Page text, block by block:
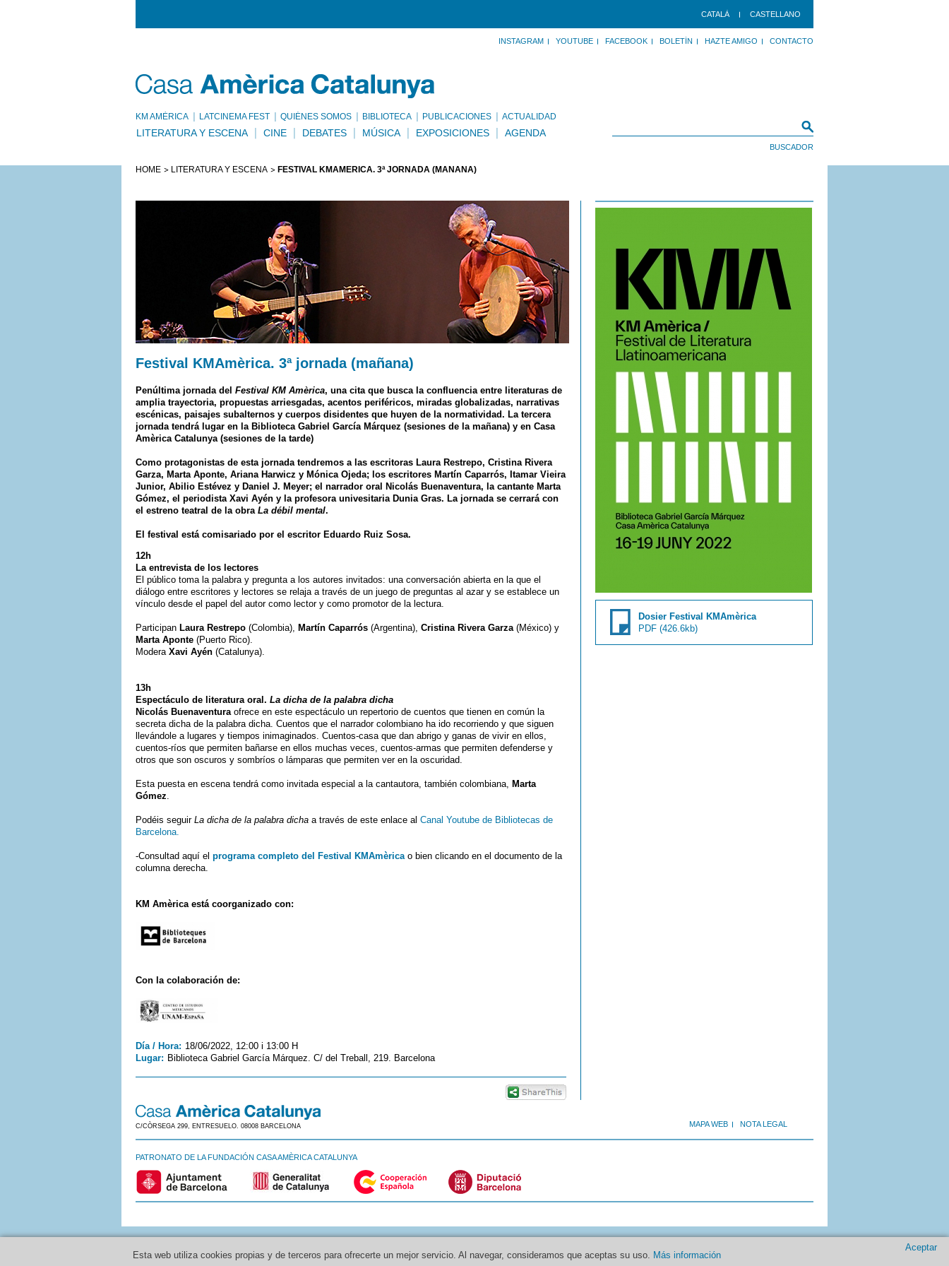
Esta web utiliza cookies propias y de terceros para ofrecerte un mejor servicio. Al navegar, consideramos que aceptas su uso. Más información
Aceptar
CATALÀ CASTELLANO
INSTAGRAM YOUTUBE FACEBOOK BOLETÍN HAZTE AMIGO CONTACTO
KM AMÈRICA LATCINEMA FEST QUIÉNES SOMOS BIBLIOTECA PUBLICACIONES ACTUALIDAD
LITERATURA Y ESCENA CINE DEBATES MÚSICA EXPOSICIONES AGENDA
HOME LITERATURA Y ESCENA FESTIVAL KMAMÈRICA. 3ª JORNADA (MAÑANA)
Festival KMAmèrica. 3ª jornada (mañana)
Penúltima jornada del Festival KM Amèrica, una cita que busca la confluencia entre literaturas de
amplia trayectoria, propuestas arriesgadas, acentos periféricos, miradas globalizadas, narrativas
escénicas, paisajes subalternos y cuerpos disidentes que huyen de la normatividad. La tercera
jornada tendrá lugar en la Biblioteca Gabriel García Márquez (sesiones de la mañana) y en Casa
Amèrica Catalunya (sesiones de la tarde)
Como protagonistas de esta jornada tendremos a las escritoras Laura Restrepo, Cristina Rivera
Garza, Marta Aponte, Ariana Harwicz y Mónica Ojeda; los escritores Martín Caparrós, Itamar Vieira
Junior, Abilio Estévez y Daniel J. Meyer; el narrador oral Nicolás Buenaventura, la cantante Marta
Gómez, el periodista Xavi Ayén y la profesora univesitaria Dunia Gras. La jornada se cerrará con
el estreno teatral de la obra La débil mental.
El festival está comisariado por el escritor Eduardo Ruiz Sosa.
12h
La entrevista de los lectores
El público toma la palabra y pregunta a los autores invitados: una conversación abierta en la que el
diálogo entre escritores y lectores se relaja a través de un juego de preguntas al azar y se establece un
vínculo desde el papel del autor como lector y como promotor de la lectura.
Participan Laura Restrepo (Colombia), Martín Caparrós (Argentina), Cristina Rivera Garza(México) y
Marta Aponte (Puerto Rico).
Modera Xavi Ayén (Catalunya).
13h
Espectáculo de literatura oral. La dicha de la palabra dicha
Nicolás Buenaventuraofrece en este espectáculo un repertorio de cuentos que tienen en común la
secreta dicha de la palabra dicha. Cuentos que el narrador colombiano ha ido recorriendo y que siguen
llevándole a lugares y tiempos inimaginados. Cuentos-casa que dan abrigo y ganas de vivir en ellos,
cuentos-ríos que permiten bañarse en ellos muchas veces, cuentos-armas que permiten defenderse y
otros que son oscuros y sombríos o lámparas que permiten ver en la oscuridad.
Esta puesta en escena tendrá como invitada especial a la cantautora, también colombiana, Marta
Gómez.
Podéis seguir La dicha de la palabra dicha a través de este enlace al Canal Youtube de Bibliotecas de
Barcelona.
-Consultad aquí el programa completo del Festival KMAmèricao bien clicando en el documento de la
columna derecha.
KM Amèrica está coorganizado con:
Con la colaboración de:
Día / Hora: 18/06/2022, 12:00 i 13:00 H
Lugar: Biblioteca Gabriel García Márquez. C/ del Treball, 219. Barcelona
Dosier Festival KMAmèrica
PDF (426.6kb)
MAPA WEB NOTA LEGAL
C/CÒRSEGA 299, ENTRESUELO. 08008 BARCELONA
PATRONATO DE LA FUNDACIÓN CASA AMÈRICA CATALUNYA